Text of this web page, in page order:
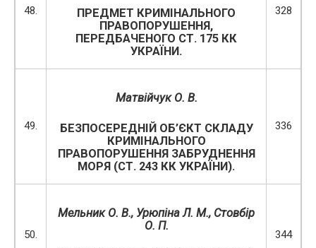
48.
ПРЕДМЕТ КРИМІНАЛЬНОГО
ПРАВОПОРУШЕННЯ,
ПЕРЕДБАЧЕНОГО СТ. 175 КК
УКРАЇНИ.
328
49.
Матвійчук О. В.
БЕЗПОСЕРЕДНІЙ ОБ’ЄКТ СКЛАДУ
КРИМІНАЛЬНОГО
ПРАВОПОРУШЕННЯ ЗАБРУДНЕННЯ
МОРЯ (СТ. 243 КК УКРАЇНИ).
336
50.
Мельник О. В., Урюпіна Л. М., Стовбір
О. П.
344